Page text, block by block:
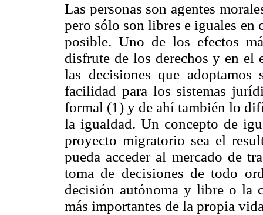
Las personas son agentes
pero sólo son libres e iguales en
posible. Uno de los efectos
disfrute de los derechos y en el
las decisiones que
facilidad para los sistemas
formal (1) y de ahí también lo
la igualdad. Un concepto de
proyecto migratorio sea el
pueda acceder al mercado de
toma de decisiones de todo
decisión autónoma y libre o la
más importantes de la propia